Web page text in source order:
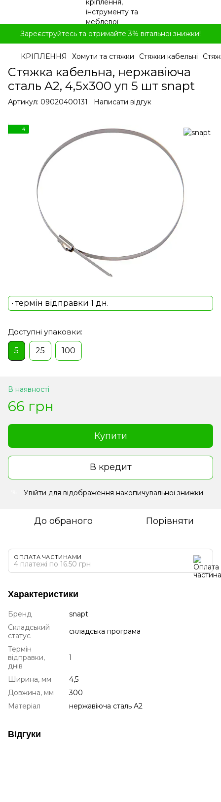
Зареєструйтесь та отримайте 3% вітальної знижки!
КРІПЛЕННЯ Хомути та стяжки Стяжки кабельні
Стяжка кабельна, нержавіюча
сталь A2, 4,5x300 уп 5 шт snapt
Артикул: 09020400131 Написати відгук
4
• термін відправки 1 дн.
Доступні упаковки:
5
25 100
В наявності
66 грн
Купити
В кредит
Увійти для відображення накопичувальної знижки
До обраного Порівняти
ОПЛАТА ЧАСТИНАМИ
4 платежі по 16.50 грн
Характеристики
Бренд
snapt
Складський
статус
складська програма
Термін
відправки,
днів
1
Ширина, мм
4,5
Довжина, мм
300
Матеріал
нержавіюча сталь A2
Відгуки